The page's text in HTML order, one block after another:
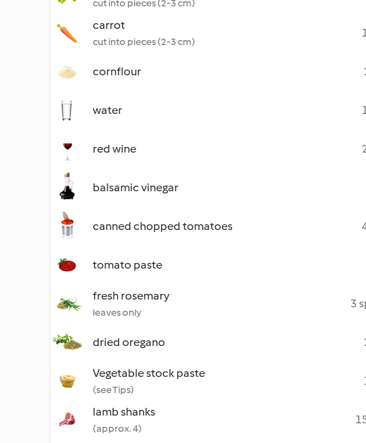
cut into pieces (2-3 cm)
carrot
cut into pieces (2-3 cm)
cornflour
water
red wine
balsamic vinegar
canned chopped tomatoes
tomato paste
fresh rosemary
leaves only
3
dried oregano
Vegetable stock paste
(see Tips)
lamb shanks
(approx. 4)